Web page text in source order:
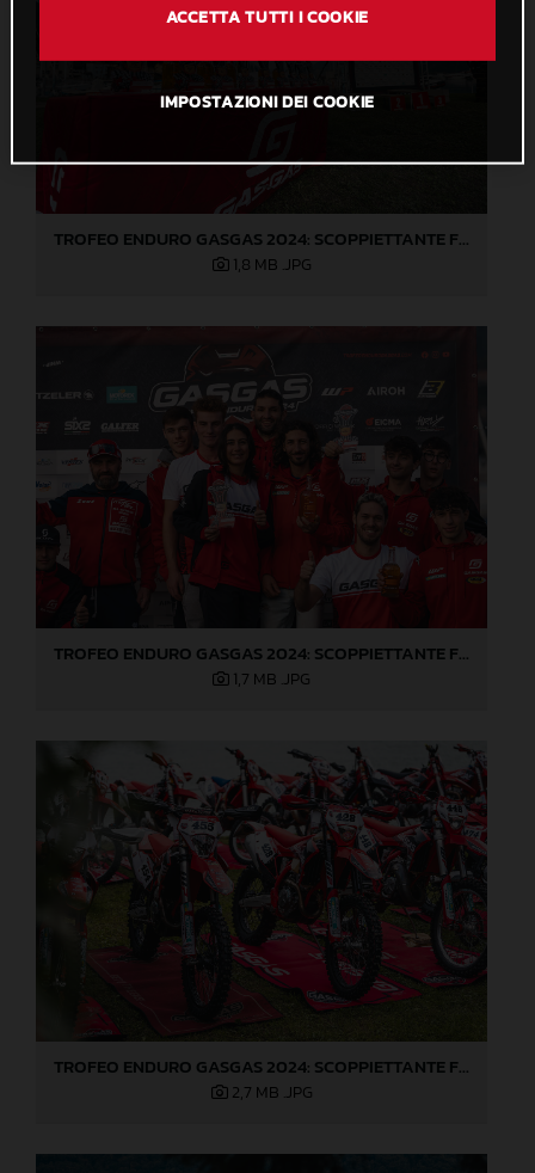
TROFEO ENDURO GASGAS 2024: SCOPPIETTANTE FINALE DI STAGIONE A LOVERE!
1,8 MB .JPG
TROFEO ENDURO GASGAS 2024: SCOPPIETTANTE FINALE DI STAGIONE A LOVERE!
1,7 MB .JPG
TROFEO ENDURO GASGAS 2024: SCOPPIETTANTE FINALE DI STAGIONE A LOVERE!
2,7 MB .JPG
ACCETTA TUTTI I COOKIE
IMPOSTAZIONI DEI COOKIE